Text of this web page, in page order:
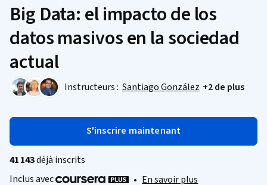
Big Data: el impacto de los
datos masivos en la sociedad
actual
Instructeurs : Santiago González +2 de plus
S'inscrire maintenant
41 143déjà inscrits
Inclus avec
• En savoir plus